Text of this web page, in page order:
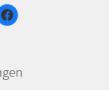
Facebook